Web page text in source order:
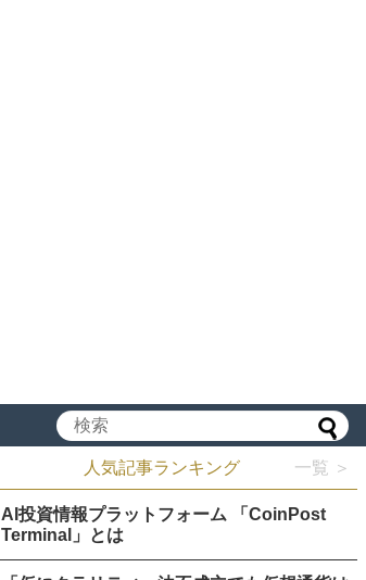
人気記事ランキング 一覧 ＞
AI投資情報プラットフォーム 「CoinPost
Terminal」とは